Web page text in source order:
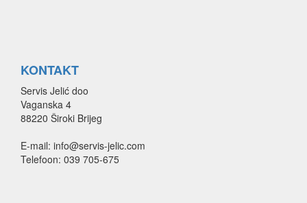
KONTAKT
Servis Jelić doo
Vaganska 4
88220 Široki Brijeg
E-mail: info@servis-jelic.com
Telefoon: 039 705-675